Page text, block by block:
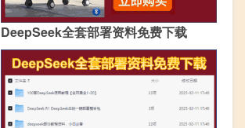
DeepSeek全套部署资料免费下载